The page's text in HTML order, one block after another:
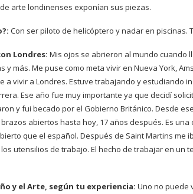
arte londinenses exponían sus piezas.
Con ser piloto de helicóptero y nadar en piscinas.
Londres: Mis ojos se abrieron al mundo cuando
y más. Me puse como meta vivir en Nueva York,
a vivir a Londres. Estuve trabajando y estudiando
Ese año fue muy importante ya que decidí
y fui becado por el Gobierno Británico. Desde
abiertos hasta hoy, 17 años después. Es
que el español. Después de Saint Martins me
utensilios de trabajo. El hecho de trabajar en un
y el Arte, según tu experiencia: Uno no puede